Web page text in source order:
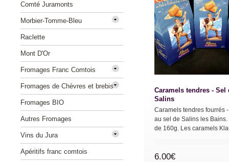
Caramels tendres - Sel
Salins
Caramels tendres fourrés
au sel de Salins les Bains.
de 160g. Les caramels
6.00€
Comté Juramonts
Morbier-Tomme-Bleu
Raclette
Mont D'Or
Fromages Franc Comtois
Fromages de Chèvres et brebis
Fromages BIO
Autres Fromages
Vins du Jura
Apéritifs franc comtois